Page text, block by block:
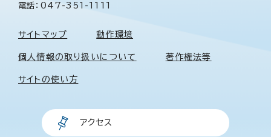
電話：047-351-1111
サイトマップ 動作環境
個人情報の取り扱いについて 著作権法等
サイトの使い方
アクセス